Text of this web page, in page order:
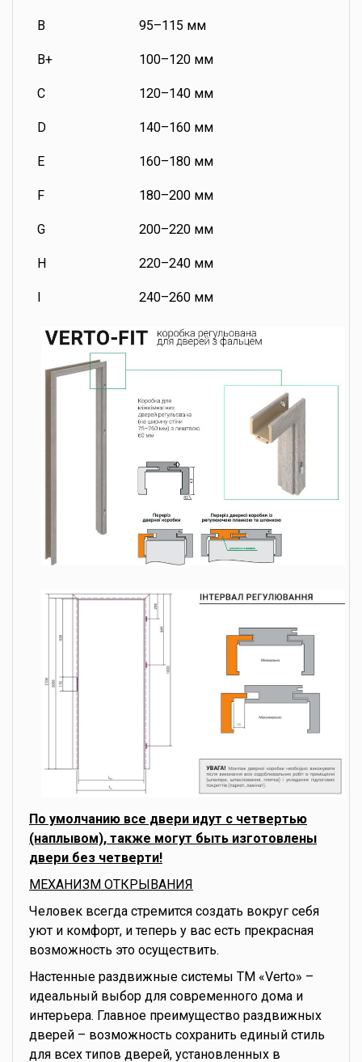
B 95–115 мм
B+ 100–120 мм
C 120–140 мм
D 140–160 мм
E 160–180 мм
F 180–200 мм
G 200–220 мм
H 220–240 мм
I 240–260 мм
По умолчанию все двери идут с четвертью
(наплывом), также могут быть изготовлены
двери без четверти!
МЕХАНИЗМ ОТКРЫВАНИЯ
Человек всегда стремится создать вокруг себя
уют и комфорт, и теперь у вас есть прекрасная
возможность это осуществить.
Настенные раздвижные системы ТМ «Verto» –
идеальный выбор для современного дома и
интерьера. Главное преимущество раздвижных
дверей – возможность сохранить единый стиль
для всех типов дверей, установленных в